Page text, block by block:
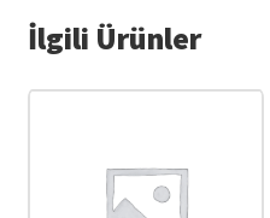
İlgili Ürünler